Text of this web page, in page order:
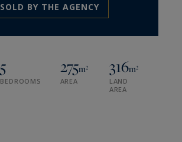
SOLD BY THE AGENCY
5
BEDROOMS
275m²
AREA
316m²
LAND
AREA